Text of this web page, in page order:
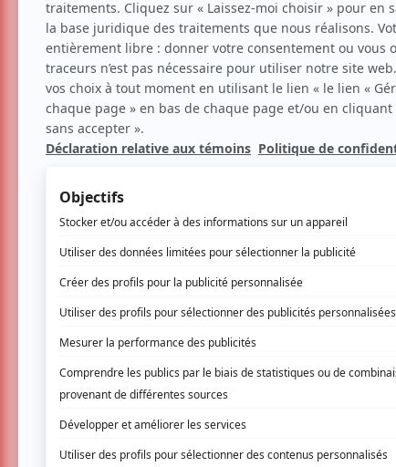
Humour
7 mars 2014 - 18h00
Cabaret Fan Club
41, rue Blainville O.,